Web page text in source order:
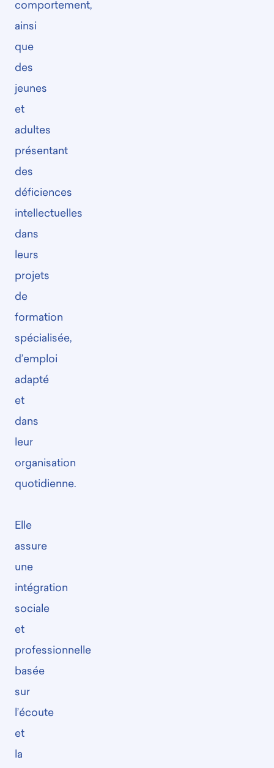
comportement,
ainsi
que
des
jeunes
et
adultes
présentant
des
déficiences
intellectuelles
dans
leurs
projets
de
formation
spécialisée,
d’emploi
adapté
et
dans
leur
organisation
quotidienne.
Elle
assure
une
intégration
sociale
et
professionnelle
basée
sur
l’écoute
et
la